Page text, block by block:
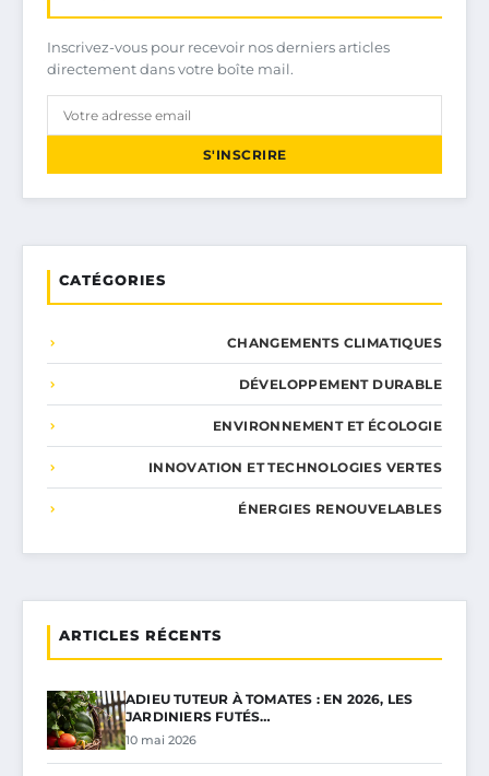
Inscrivez-vous pour recevoir nos derniers articles
directement dans votre boîte mail.
S'INSCRIRE
CATÉGORIES
CHANGEMENTS CLIMATIQUES
DÉVELOPPEMENT DURABLE
ENVIRONNEMENT ET ÉCOLOGIE
INNOVATION ET TECHNOLOGIES VERTES
ÉNERGIES RENOUVELABLES
ARTICLES RÉCENTS
ADIEU TUTEUR À TOMATES : EN 2026, LES
JARDINIERS FUTÉS…
10 mai 2026